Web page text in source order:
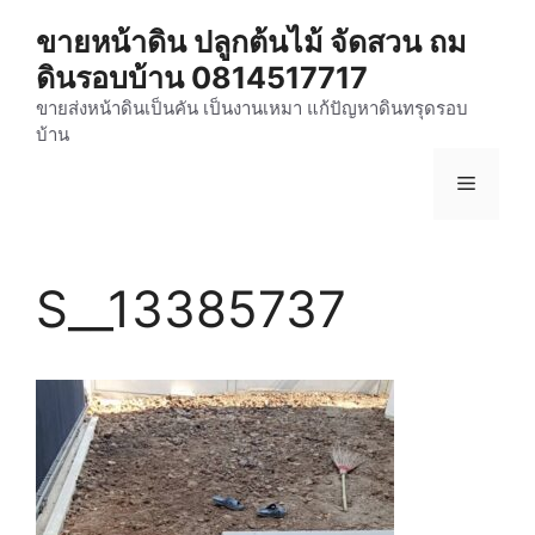
content
ขายหน้าดิน ปลูกต้นไม้ จัดสวน ถม
ดินรอบบ้าน 0814517717
ขายส่งหน้าดินเป็นคัน เป็นงานเหมา แก้ปัญหาดินทรุดรอบ
บ้าน
Menu
S__13385737